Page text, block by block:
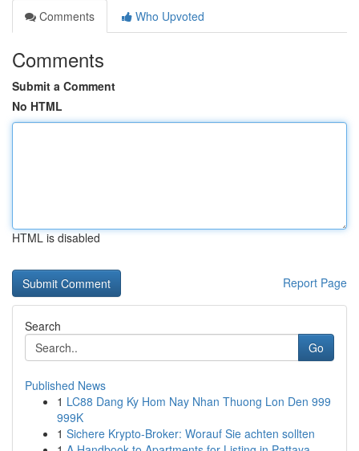
Comments
Who Upvoted
Comments
Submit a Comment
No HTML
HTML is disabled
Report Page
Search
Go
Published News
1 LC88 Dang Ky Hom Nay Nhan Thuong Lon Den 999
999K
1 Sichere Krypto-Broker: Worauf Sie achten sollten